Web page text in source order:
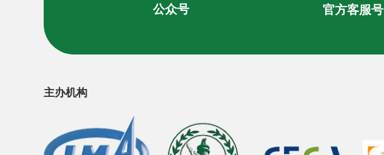
公众号 官方客服号
主办机构